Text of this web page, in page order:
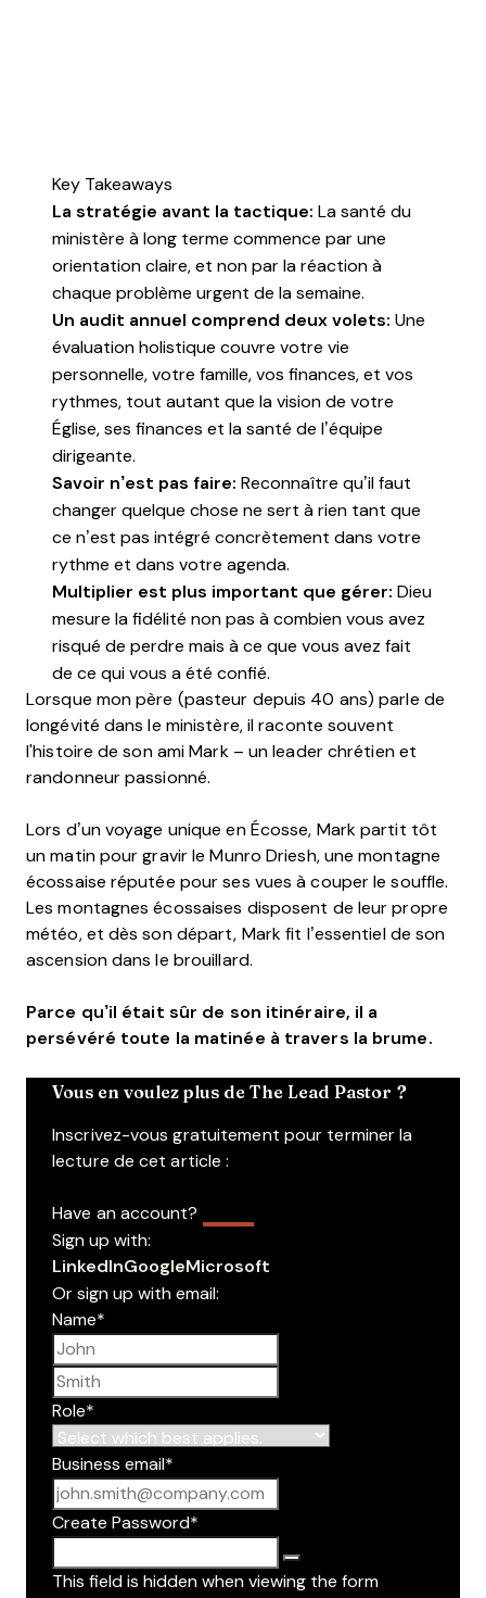
Key Takeaways
La stratégie avant la tactique: La santé du
ministère à long terme commence par une
orientation claire, et non par la réaction à
chaque problème urgent de la semaine.
Un audit annuel comprend deux volets: Une
évaluation holistique couvre votre vie
personnelle, votre famille, vos finances, et vos
rythmes, tout autant que la vision de votre
Église, ses finances et la santé de l’équipe
dirigeante.
Savoir n’est pas faire: Reconnaître qu’il faut
changer quelque chose ne sert à rien tant que
ce n’est pas intégré concrètement dans votre
rythme et dans votre agenda.
Multiplier est plus important que gérer: Dieu
mesure la fidélité non pas à combien vous avez
risqué de perdre mais à ce que vous avez fait
de ce qui vous a été confié.
Lorsque mon père (pasteur depuis 40 ans) parle de
longévité dans le ministère, il raconte souvent
l'histoire de son ami Mark – un leader chrétien et
randonneur passionné.
Lors d’un voyage unique en Écosse, Mark partit tôt
un matin pour gravir le Munro Driesh, une montagne
écossaise réputée pour ses vues à couper le souffle.
Les montagnes écossaises disposent de leur propre
météo, et dès son départ, Mark fit l’essentiel de son
ascension dans le brouillard.
Parce qu’il était sûr de son itinéraire, il a
persévéré toute la matinée à travers la brume.
Vous en voulez plus de The Lead Pastor ?
Inscrivez-vous gratuitement pour terminer la
lecture de cet article :
Have an account?
Sign up with:
LinkedInGoogleMicrosoft
Or sign up with email:
Name*
Role*
Business email*
Create Password*
This field is hidden when viewing the form